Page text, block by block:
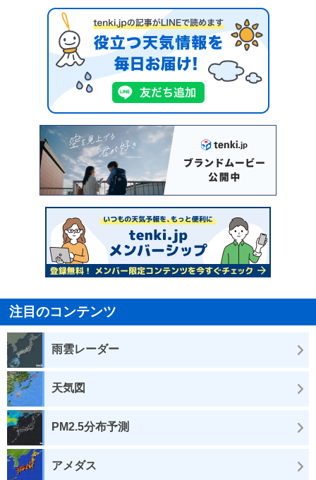
注目のコンテンツ
雨雲レーダー
天気図
PM2.5分布予測
アメダス